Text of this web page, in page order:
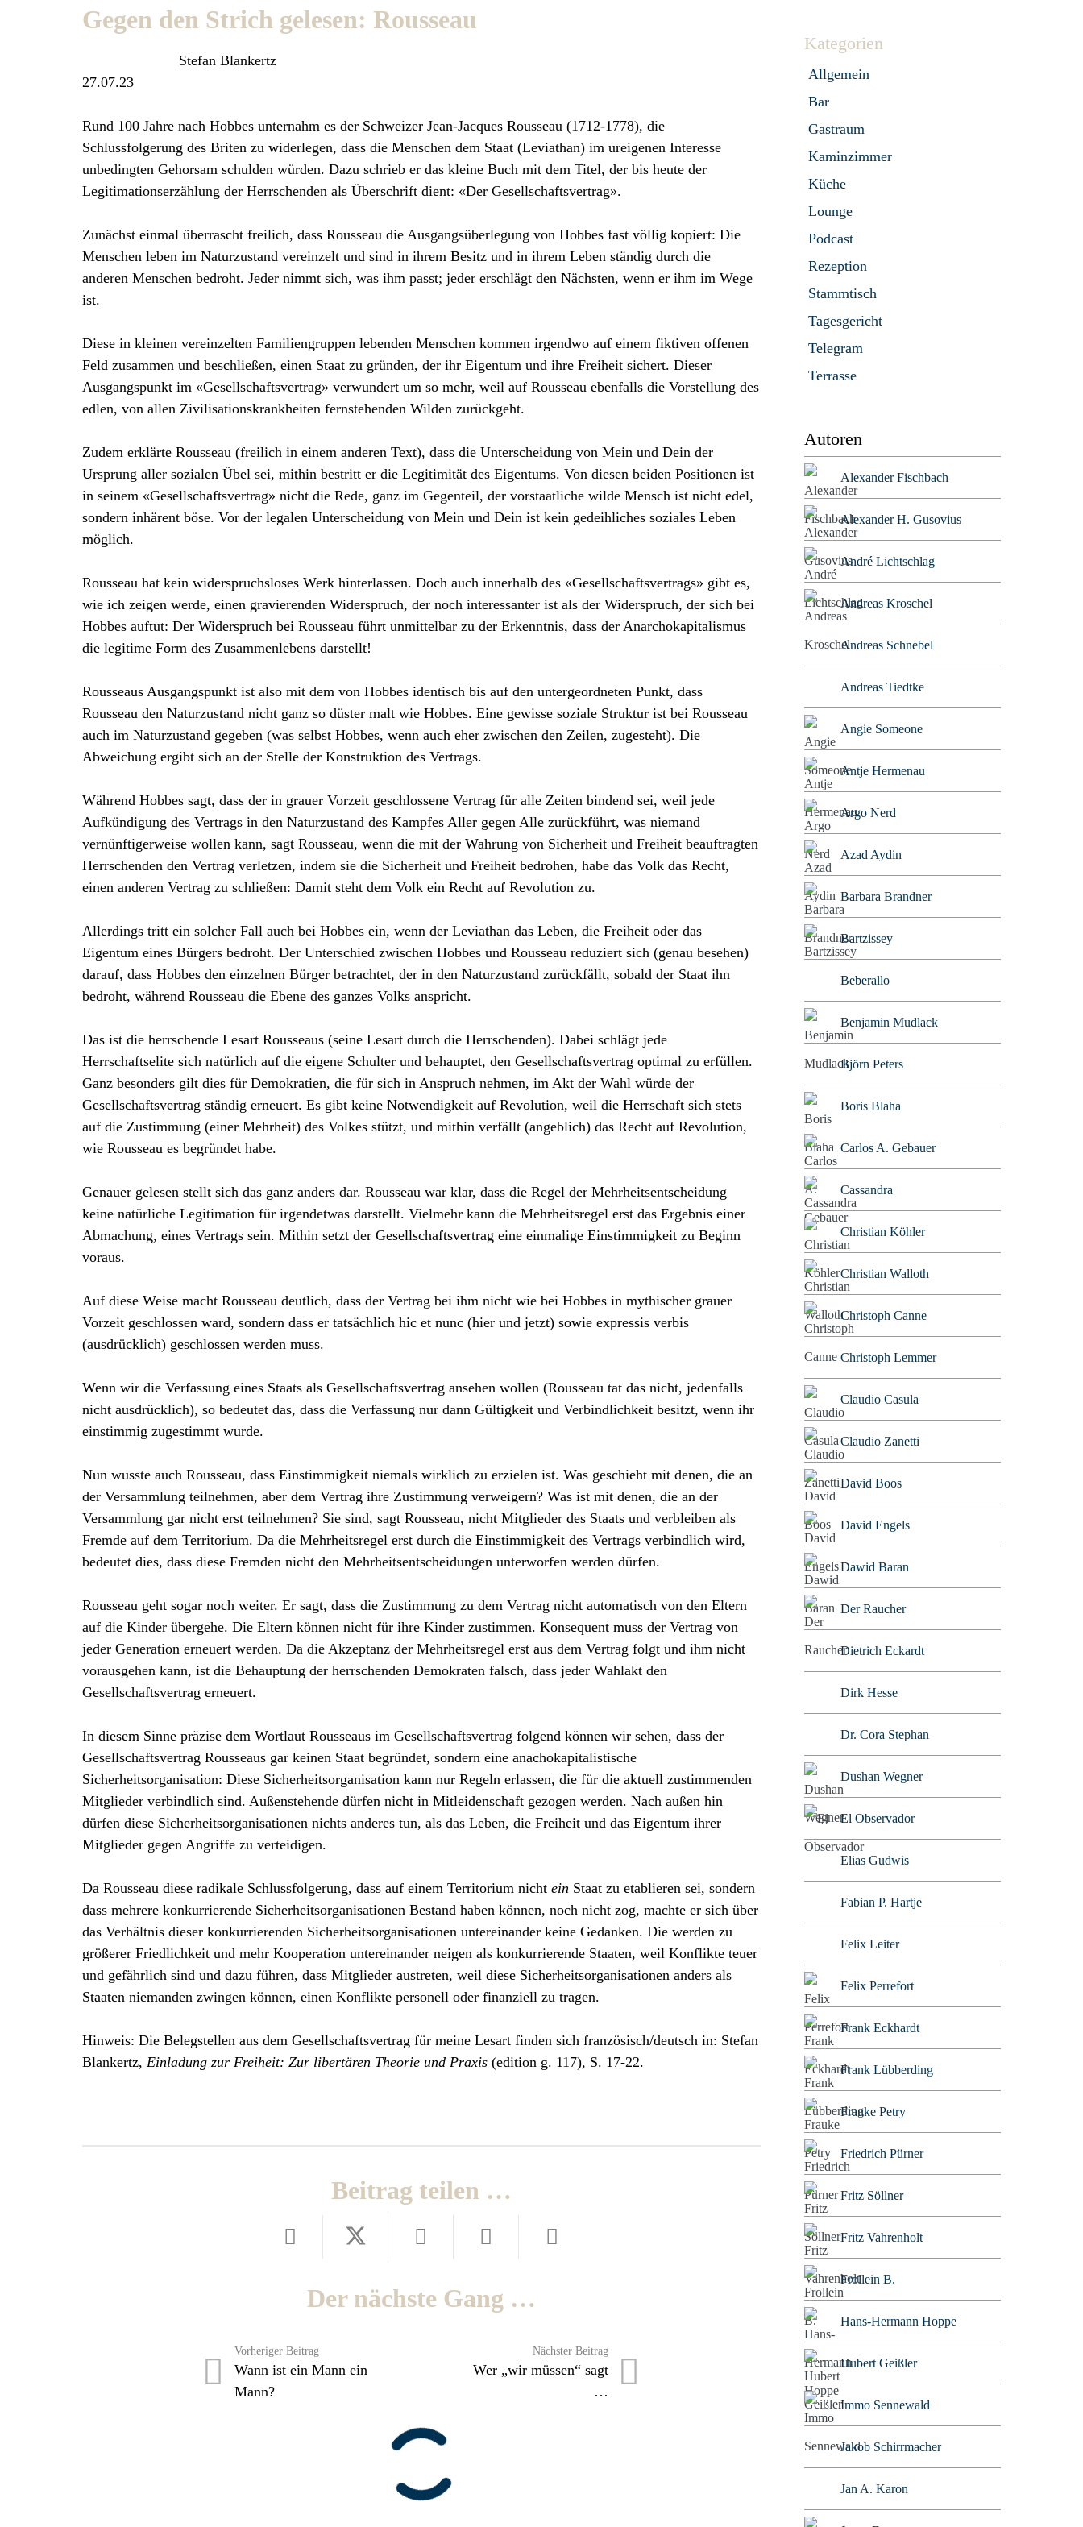
Gegen den Strich gelesen: Rousseau
Stefan Blankertz
27.07.23
Rund 100 Jahre nach Hobbes unternahm es der Schweizer Jean-Jacques Rousseau (1712-1778), die
Schlussfolgerung des Briten zu widerlegen, dass die Menschen dem Staat (Leviathan) im ureigenen Interesse
unbedingten Gehorsam schulden würden. Dazu schrieb er das kleine Buch mit dem Titel, der bis heute der
Legitimationserzählung der Herrschenden als Überschrift dient: «Der Gesellschaftsvertrag».
Zunächst einmal überrascht freilich, dass Rousseau die Ausgangsüberlegung von Hobbes fast völlig kopiert: Die
Menschen leben im Naturzustand vereinzelt und sind in ihrem Besitz und in ihrem Leben ständig durch die
anderen Menschen bedroht. Jeder nimmt sich, was ihm passt; jeder erschlägt den Nächsten, wenn er ihm im Wege
ist.
Diese in kleinen vereinzelten Familiengruppen lebenden Menschen kommen irgendwo auf einem fiktiven offenen
Feld zusammen und beschließen, einen Staat zu gründen, der ihr Eigentum und ihre Freiheit sichert. Dieser
Ausgangspunkt im «Gesellschaftsvertrag» verwundert um so mehr, weil auf Rousseau ebenfalls die Vorstellung des
edlen, von allen Zivilisationskrankheiten fernstehenden Wilden zurückgeht.
Zudem erklärte Rousseau (freilich in einem anderen Text), dass die Unterscheidung von Mein und Dein der
Ursprung aller sozialen Übel sei, mithin bestritt er die Legitimität des Eigentums. Von diesen beiden Positionen ist
in seinem «Gesellschaftsvertrag» nicht die Rede, ganz im Gegenteil, der vorstaatliche wilde Mensch ist nicht edel,
sondern inhärent böse. Vor der legalen Unterscheidung von Mein und Dein ist kein gedeihliches soziales Leben
möglich.
Rousseau hat kein widerspruchsloses Werk hinterlassen. Doch auch innerhalb des «Gesellschaftsvertrags» gibt es,
wie ich zeigen werde, einen gravierenden Widerspruch, der noch interessanter ist als der Widerspruch, der sich bei
Hobbes auftut: Der Widerspruch bei Rousseau führt unmittelbar zu der Erkenntnis, dass der Anarchokapitalismus
die legitime Form des Zusammenlebens darstellt!
Rousseaus Ausgangspunkt ist also mit dem von Hobbes identisch bis auf den untergeordneten Punkt, dass
Rousseau den Naturzustand nicht ganz so düster malt wie Hobbes. Eine gewisse soziale Struktur ist bei Rousseau
auch im Naturzustand gegeben (was selbst Hobbes, wenn auch eher zwischen den Zeilen, zugesteht). Die
Abweichung ergibt sich an der Stelle der Konstruktion des Vertrags.
Während Hobbes sagt, dass der in grauer Vorzeit geschlossene Vertrag für alle Zeiten bindend sei, weil jede
Aufkündigung des Vertrags in den Naturzustand des Kampfes Aller gegen Alle zurückführt, was niemand
vernünftigerweise wollen kann, sagt Rousseau, wenn die mit der Wahrung von Sicherheit und Freiheit beauftragten
Herrschenden den Vertrag verletzen, indem sie die Sicherheit und Freiheit bedrohen, habe das Volk das Recht,
einen anderen Vertrag zu schließen: Damit steht dem Volk ein Recht auf Revolution zu.
Allerdings tritt ein solcher Fall auch bei Hobbes ein, wenn der Leviathan das Leben, die Freiheit oder das
Eigentum eines Bürgers bedroht. Der Unterschied zwischen Hobbes und Rousseau reduziert sich (genau besehen)
darauf, dass Hobbes den einzelnen Bürger betrachtet, der in den Naturzustand zurückfällt, sobald der Staat ihn
bedroht, während Rousseau die Ebene des ganzes Volks anspricht.
Das ist die herrschende Lesart Rousseaus (seine Lesart durch die Herrschenden). Dabei schlägt jede
Herrschaftselite sich natürlich auf die eigene Schulter und behauptet, den Gesellschaftsvertrag optimal zu erfüllen.
Ganz besonders gilt dies für Demokratien, die für sich in Anspruch nehmen, im Akt der Wahl würde der
Gesellschaftsvertrag ständig erneuert. Es gibt keine Notwendigkeit auf Revolution, weil die Herrschaft sich stets
auf die Zustimmung (einer Mehrheit) des Volkes stützt, und mithin verfällt (angeblich) das Recht auf Revolution,
wie Rousseau es begründet habe.
Genauer gelesen stellt sich das ganz anders dar. Rousseau war klar, dass die Regel der Mehrheitsentscheidung
keine natürliche Legitimation für irgendetwas darstellt. Vielmehr kann die Mehrheitsregel erst das Ergebnis einer
Abmachung, eines Vertrags sein. Mithin setzt der Gesellschaftsvertrag eine einmalige Einstimmigkeit zu Beginn
voraus.
Auf diese Weise macht Rousseau deutlich, dass der Vertrag bei ihm nicht wie bei Hobbes in mythischer grauer
Vorzeit geschlossen ward, sondern dass er tatsächlich hic et nunc (hier und jetzt) sowie expressis verbis
(ausdrücklich) geschlossen werden muss.
Wenn wir die Verfassung eines Staats als Gesellschaftsvertrag ansehen wollen (Rousseau tat das nicht, jedenfalls
nicht ausdrücklich), so bedeutet das, dass die Verfassung nur dann Gültigkeit und Verbindlichkeit besitzt, wenn ihr
einstimmig zugestimmt wurde.
Nun wusste auch Rousseau, dass Einstimmigkeit niemals wirklich zu erzielen ist. Was geschieht mit denen, die an
der Versammlung teilnehmen, aber dem Vertrag ihre Zustimmung verweigern? Was ist mit denen, die an der
Versammlung gar nicht erst teilnehmen? Sie sind, sagt Rousseau, nicht Mitglieder des Staats und verbleiben als
Fremde auf dem Territorium. Da die Mehrheitsregel erst durch die Einstimmigkeit des Vertrags verbindlich wird,
bedeutet dies, dass diese Fremden nicht den Mehrheitsentscheidungen unterworfen werden dürfen.
Rousseau geht sogar noch weiter. Er sagt, dass die Zustimmung zu dem Vertrag nicht automatisch von den Eltern
auf die Kinder übergehe. Die Eltern können nicht für ihre Kinder zustimmen. Konsequent muss der Vertrag von
jeder Generation erneuert werden. Da die Akzeptanz der Mehrheitsregel erst aus dem Vertrag folgt und ihm nicht
vorausgehen kann, ist die Behauptung der herrschenden Demokraten falsch, dass jeder Wahlakt den
Gesellschaftsvertrag erneuert.
In diesem Sinne präzise dem Wortlaut Rousseaus im Gesellschaftsvertrag folgend können wir sehen, dass der
Gesellschaftsvertrag Rousseaus gar keinen Staat begründet, sondern eine anachokapitalistische
Sicherheitsorganisation: Diese Sicherheitsorganisation kann nur Regeln erlassen, die für die aktuell zustimmenden
Mitglieder verbindlich sind. Außenstehende dürfen nicht in Mitleidenschaft gezogen werden. Nach außen hin
dürfen diese Sicherheitsorganisationen nichts anderes tun, als das Leben, die Freiheit und das Eigentum ihrer
Mitglieder gegen Angriffe zu verteidigen.
Da Rousseau diese radikale Schlussfolgerung, dass auf einem Territorium nicht ein Staat zu etablieren sei, sondern
dass mehrere konkurrierende Sicherheitsorganisationen Bestand haben können, noch nicht zog, machte er sich über
das Verhältnis dieser konkurrierenden Sicherheitsorganisationen untereinander keine Gedanken. Die werden zu
größerer Friedlichkeit und mehr Kooperation untereinander neigen als konkurrierende Staaten, weil Konflikte teuer
und gefährlich sind und dazu führen, dass Mitglieder austreten, weil diese Sicherheitsorganisationen anders als
Staaten niemanden zwingen können, einen Konflikte personell oder finanziell zu tragen.
Hinweis: Die Belegstellen aus dem Gesellschaftsvertrag für meine Lesart finden sich französisch/deutsch in: Stefan
Blankertz, Einladung zur Freiheit: Zur libertären Theorie und Praxis (edition g. 117), S. 17-22.
Beitrag teilen …
Der nächste Gang …
Vorheriger Beitrag
Wann ist ein Mann ein
Mann?
Nächster Beitrag
Wer „wir müssen“ sagt
…
Kategorien
Allgemein
Bar
Gastraum
Kaminzimmer
Küche
Lounge
Podcast
Rezeption
Stammtisch
Tagesgericht
Telegram
Terrasse
Autoren
Alexander Fischbach
Alexander H. Gusovius
André Lichtschlag
Andreas Kroschel
Andreas Schnebel
Andreas Tiedtke
Angie Someone
Antje Hermenau
Argo Nerd
Azad Aydin
Barbara Brandner
Bartzissey
Beberallo
Benjamin Mudlack
Björn Peters
Boris Blaha
Carlos A. Gebauer
Cassandra
Christian Köhler
Christian Walloth
Christoph Canne
Christoph Lemmer
Claudio Casula
Claudio Zanetti
David Boos
David Engels
Dawid Baran
Der Raucher
Dietrich Eckardt
Dirk Hesse
Dr. Cora Stephan
Dushan Wegner
El Observador
Elias Gudwis
Fabian P. Hartje
Felix Leiter
Felix Perrefort
Frank Eckhardt
Frank Lübberding
Frauke Petry
Friedrich Pürner
Fritz Söllner
Fritz Vahrenholt
Frollein B.
Hans-Hermann Hoppe
Hubert Geißler
Immo Sennewald
Jakob Schirrmacher
Jan A. Karon